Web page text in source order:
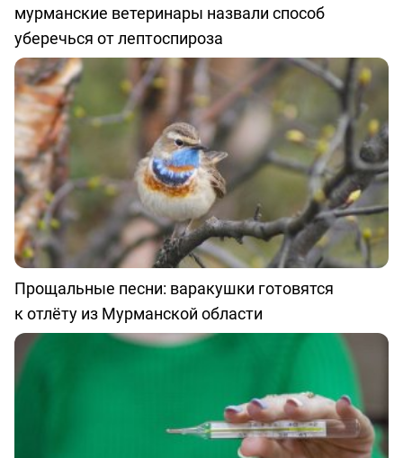
мурманские ветеринары назвали способ
уберечься от лептоспироза
Прощальные песни: варакушки готовятся
к отлёту из Мурманской области